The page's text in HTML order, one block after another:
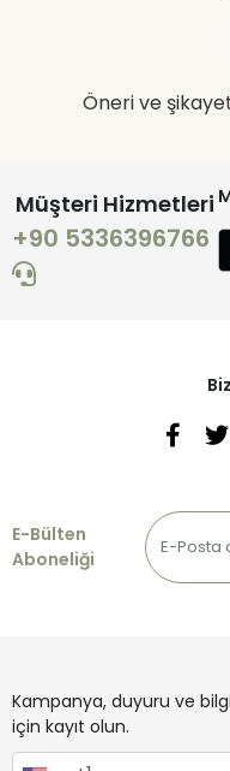
Öneri ve
Müşteri Hizmetleri
+90 5336396766
E-Bülten
Aboneliği
Kampanya, duyuru ve
için kayıt olun.